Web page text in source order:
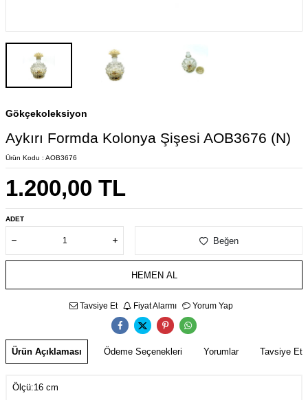
Gökçekoleksiyon
Aykırı Formda Kolonya Şişesi AOB3676 (N)
Ürün Kodu : AOB3676
1.200,00 TL
ADET
Beğen
HEMEN AL
Tavsiye Et Fiyat Alarmı Yorum Yap
Ürün Açıklaması Ödeme Seçenekleri Yorumlar Tavsiye Et
Ölçü:16 cm